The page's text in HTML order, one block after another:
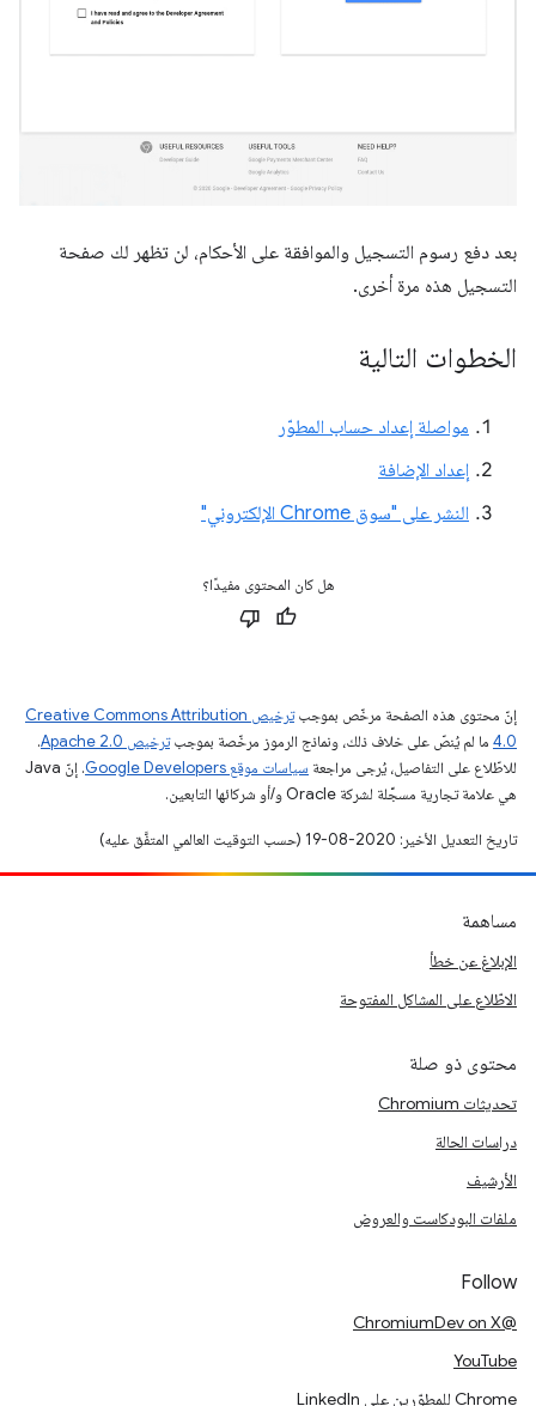
بعد دفع رسوم التسجيل والموافقة على الأحكام، لن تظهر لك صفحة
التسجيل هذه مرة أخرى.
الخطوات التالية
مواصلة إعداد حساب المطوّر
إعداد الإضافة
النشر على "سوق Chrome الإلكتروني"
هل كان المحتوى مفيدًا؟
إنّ محتوى هذه الصفحة مرخّص بموجب
ترخيص Creative Commons Attribution
4.0‏ ما لم يُنصّ على خلاف ذلك، ونماذج الرموز مرخّصة بموجبترخيص Apache 2.0‏
.
للاطّلاع على التفاصيل، يُرجى مراجعة سياسات موقع Google Developers‏
. إنّ Java
هي علامة تجارية مسجَّلة لشركة Oracle و/أو شركائها التابعين.
تاريخ التعديل الأخير: 2020-08-19 (حسب التوقيت العالمي المتفَّق عليه)
مساهمة
الإبلاغ عن خطأ
الاطّلاع على المشاكل المفتوحة
محتوى ذو صلة
تحديثات Chromium
دراسات الحالة
الأرشيف
ملفات البودكاست والعروض
Follow
@ChromiumDev on X
YouTube
Chrome للمطوّرين على LinkedIn